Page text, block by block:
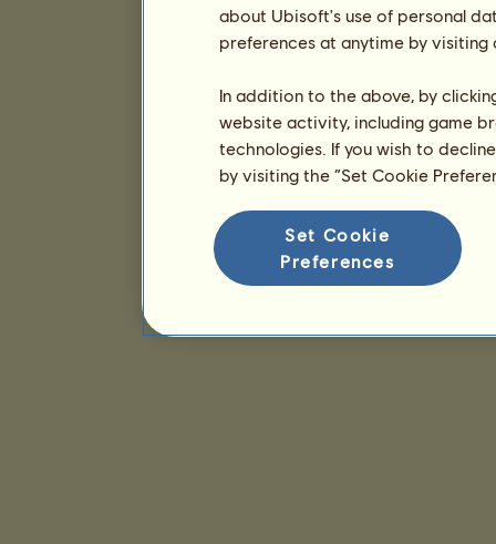
about Ubisoft's use of personal
preferences at anytime by
In addition to the above, by
website activity, including game
technologies. If you wish to
by visiting the “Set Cookie
Set Cookie
Preferences